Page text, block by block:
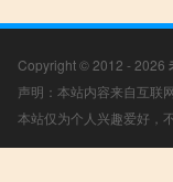
Copyright © 2012 - 2026
声明：本站内容来自互联
本站仅为个人兴趣爱好，